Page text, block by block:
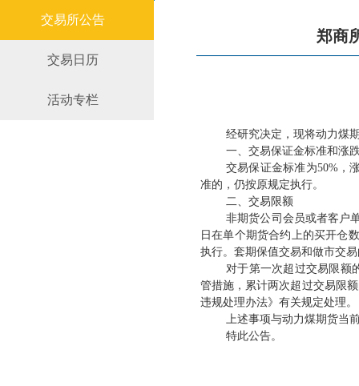
交易所公告
交易日历
活动专栏
郑商
经研究决定，现将动力煤
一、交易保证金标准和涨
交易保证金标准为50%，
准的，仍按原规定执行。
二、交易限额
非期货公司会员或者客户
日在单个期货合约上的买开仓
执行。套期保值交易和做市交
对于第一次超过交易限额
管措施，累计两次超过交易限
违规处理办法》有关规定处理。
上述事项与动力煤期货当
特此公告。